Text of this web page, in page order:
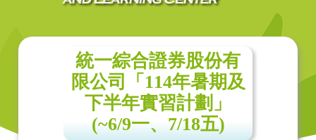
統一綜合證券股份有
限公司「114年暑期及
下半年實習計劃」
(~6/9一、7/18五)